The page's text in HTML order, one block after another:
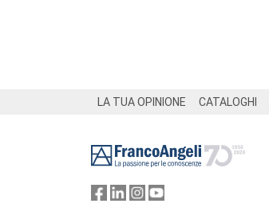
LA TUA OPINIONE CATALOGHI